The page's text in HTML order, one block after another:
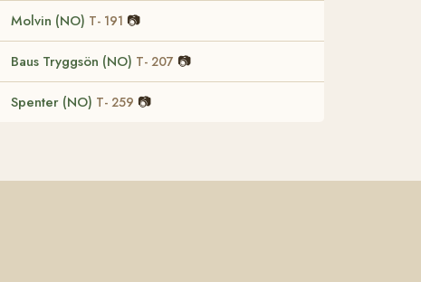
Molvin (NO) T- 191 📷
Baus Tryggsön (NO) T- 207 📷
Spenter (NO) T- 259 📷